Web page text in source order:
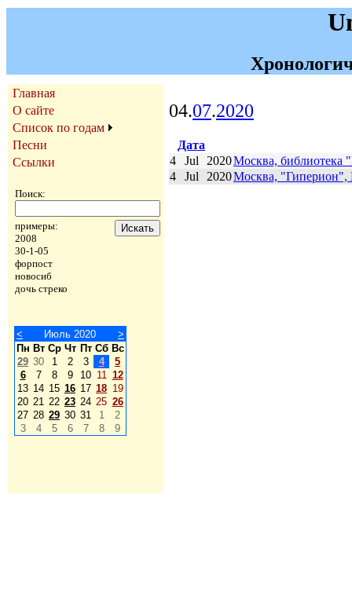
Главная
О сайте
Список по годам
Песни
Ссылки
Поиск:
примеры:
2008
30-1-05
форпост
новосиб
дочь стреко
< Июль 2020
>
Пн Вт Ср Чт Пт Сб Вс
29 30 1 2 3 4
5
6
7 8 9 10 11 12
13 14 15 16 17 18 19
20 21 22 23 24 25 26
27 28 29 30 31 1
2
3
4 5 6 7 8 9
04.07.2020
Дата
4
Jul 2020Москва, библиотека
4
Jul 2020Москва, "Гиперион",